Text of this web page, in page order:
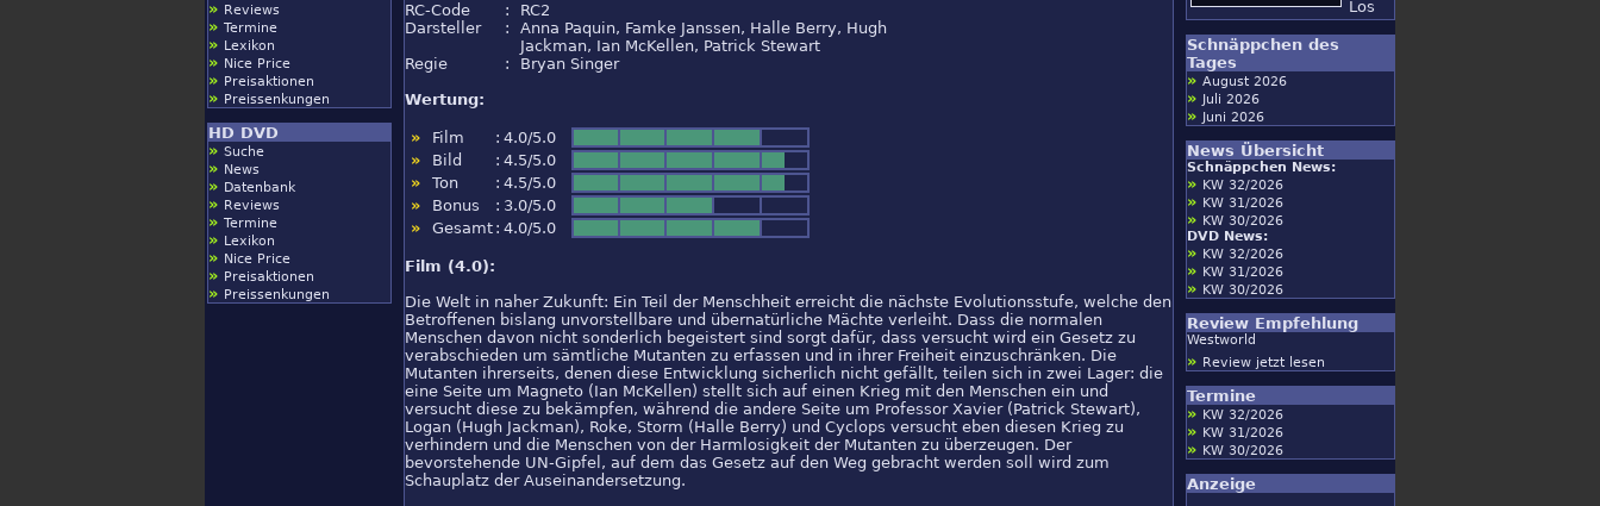
» Reviews
» Termine
» Lexikon
» Nice Price
» Preisaktionen
» Preissenkungen
HD DVD
» Suche
» News
» Datenbank
» Reviews
» Termine
» Lexikon
» Nice Price
» Preisaktionen
» Preissenkungen
RC-Code
:
RC2
Darsteller
:
Anna Paquin, Famke Janssen, Halle Berry, Hugh
Jackman, Ian McKellen, Patrick Stewart
Regie
:
Bryan Singer
Wertung:
» Film : 4.0/5.0
»
Bild : 4.5/5.0
»
Ton : 4.5/5.0
»
Bonus : 3.0/5.0
»
Gesamt : 4.0/5.0
Film (4.0):
Die Welt in naher Zukunft: Ein Teil der Menschheit erreicht die nächste Evolutionsstufe, welche den
Betroffenen bislang unvorstellbare und übernatürliche Mächte verleiht. Dass die normalen
Menschen davon nicht sonderlich begeistert sind sorgt dafür, dass versucht wird ein Gesetz zu
verabschieden um sämtliche Mutanten zu erfassen und in ihrer Freiheit einzuschränken. Die
Mutanten ihrerseits, denen diese Entwicklung sicherlich nicht gefällt, teilen sich in zwei Lager: die
eine Seite um Magneto (Ian McKellen) stellt sich auf einen Krieg mit den Menschen ein und
versucht diese zu bekämpfen, während die andere Seite um Professor Xavier (Patrick Stewart),
Logan (Hugh Jackman), Roke, Storm (Halle Berry) und Cyclops versucht eben diesen Krieg zu
verhindern und die Menschen von der Harmlosigkeit der Mutanten zu überzeugen. Der
bevorstehende UN-Gipfel, auf dem das Gesetz auf den Weg gebracht werden soll wird zum
Schauplatz der Auseinandersetzung.
Schnäppchen des
Tages
» August 2026
» Juli 2026
» Juni 2026
News Übersicht
Schnäppchen News:
» KW 32/2026
» KW 31/2026
» KW 30/2026
DVD News:
» KW 32/2026
» KW 31/2026
» KW 30/2026
Review Empfehlung
Westworld
» Review jetzt lesen
Termine
» KW 32/2026
» KW 31/2026
» KW 30/2026
Anzeige